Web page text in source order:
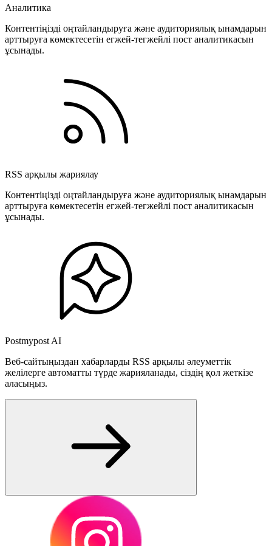
Аналитика
Контентіңізді оңтайландыруға және аудиториялық ынамдарын
арттыруға көмектесетін егжей-тегжейлі пост аналитикасын
ұсынады.
RSS арқылы жариялау
Контентіңізді оңтайландыруға және аудиториялық ынамдарын
арттыруға көмектесетін егжей-тегжейлі пост аналитикасын
ұсынады.
Postmypost AI
Веб-сайтыңыздан хабарларды RSS арқылы әлеуметтік
желілерге автоматты түрде жарияланады, сіздің қол жеткізе
аласыңыз.